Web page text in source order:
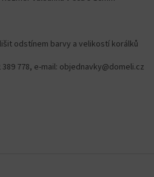
odstínem barvy a velikostí korálků
778, e-mail: objednavky@domeli.cz